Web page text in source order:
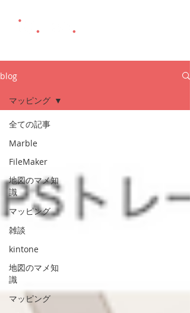
blog
全ての記事
Marble
FileMaker
地図のマメ知
識
マッピング
雑談
kintone
地図のマメ知
識
マッピング
マッピング